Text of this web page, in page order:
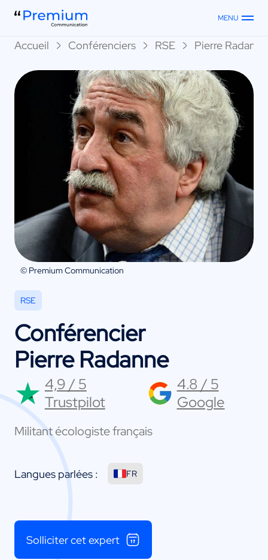
MENU
Accueil Conférenciers RSE Pierre Radanne
© Premium Communication
RSE
Conférencier
Pierre Radanne
4,9 / 5
Trustpilot
4.8 / 5
Google
Militant écologiste français
Langues parlées : FR
Solliciter cet expert